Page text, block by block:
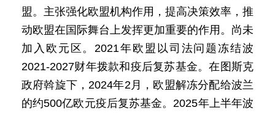
盟。主张强化欧盟机构作用，提高决策效率，推
动欧盟在国际舞台上发挥更加重要的作用。尚未
加入欧元区。2021年欧盟以司法问题冻结波
2021-2027财年拨款和疫后复苏基金。在图斯克
政府斡旋下，2024年2月，欧盟解冻分配给波兰
的约500亿欧元疫后复苏基金。2025年上半年波